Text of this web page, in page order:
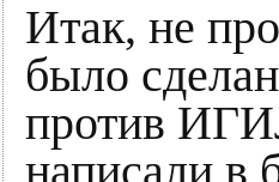
Итак, не
было
против
написали в